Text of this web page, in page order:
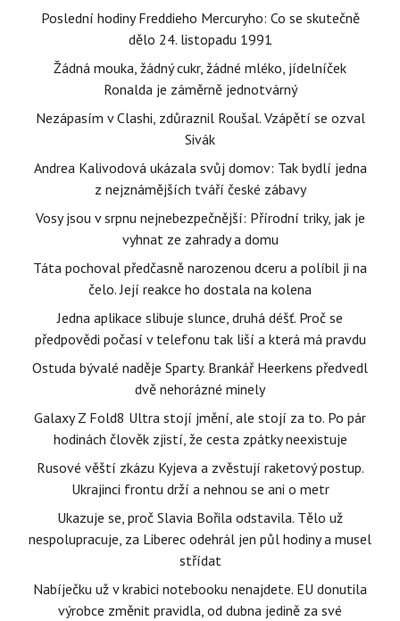
Poslední hodiny Freddieho Mercuryho: Co se skutečně
dělo 24. listopadu 1991
Žádná mouka, žádný cukr, žádné mléko, jídelníček
Ronalda je záměrně jednotvárný
Nezápasím v Clashi, zdůraznil Roušal. Vzápětí se ozval
Sivák
Andrea Kalivodová ukázala svůj domov: Tak bydlí jedna
z nejznámějších tváří české zábavy
Vosy jsou v srpnu nejnebezpečnější: Přírodní triky, jak je
vyhnat ze zahrady a domu
Táta pochoval předčasně narozenou dceru a políbil ji na
čelo. Její reakce ho dostala na kolena
Jedna aplikace slibuje slunce, druhá déšť. Proč se
předpovědi počasí v telefonu tak liší a která má pravdu
Ostuda bývalé naděje Sparty. Brankář Heerkens předvedl
dvě nehorázné minely
Galaxy Z Fold8 Ultra stojí jmění, ale stojí za to. Po pár
hodinách člověk zjistí, že cesta zpátky neexistuje
Rusové věští zkázu Kyjeva a zvěstují raketový postup.
Ukrajinci frontu drží a nehnou se ani o metr
Ukazuje se, proč Slavia Bořila odstavila. Tělo už
nespolupracuje, za Liberec odehrál jen půl hodiny a musel
střídat
Nabíječku už v krabici notebooku nenajdete. EU donutila
výrobce změnit pravidla, od dubna jedině za své